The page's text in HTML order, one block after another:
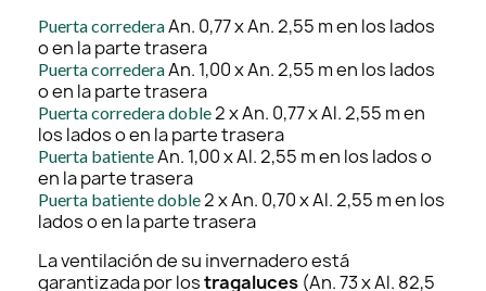
Puerta correderaAn. 0,77 x An. 2,55 m en los lados
o en la parte trasera
Puerta correderaAn. 1,00 x An. 2,55 m en los lados
o en la parte trasera
Puerta corredera doble2 x An. 0,77 x Al. 2,55 m en
los lados o en la parte trasera
Puerta batienteAn. 1,00 x Al. 2,55 m en los lados o
en la parte trasera
Puerta batiente doble2 x An. 0,70 x Al. 2,55 m en los
lados o en la parte trasera
La ventilación de su invernadero está
garantizada por lostragaluces (An. 73 x Al. 82,5